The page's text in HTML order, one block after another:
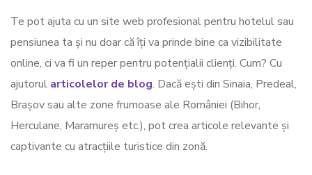
Te pot ajuta cu un site web profesional pentru hotelul sau
pensiunea ta și nu doar că îți va prinde bine ca vizibilitate
online, ci va fi un reper pentru potențialii clienți. Cum? Cu
ajutorul articolelor de blog. Dacă ești din Sinaia, Predeal,
Brașov sau alte zone frumoase ale României (Bihor,
Herculane, Maramureș etc.), pot crea articole relevante și
captivante cu atracțiile turistice din zonă.